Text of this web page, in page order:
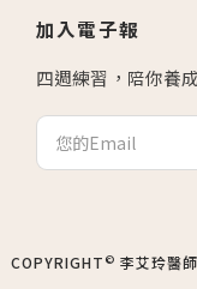
加入電子報
四週練習，陪你養
COPYRIGHT © 李艾玲醫